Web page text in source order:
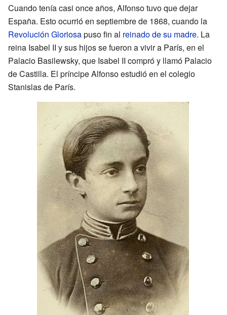
Cuando tenía casi once años, Alfonso tuvo que dejar
España. Esto ocurrió en septiembre de 1868, cuando la
Revolución Gloriosapuso fin al reinado de su madre. La
reina Isabel II y sus hijos se fueron a vivir a París, en el
Palacio Basilewsky, que Isabel II compró y llamó Palacio
de Castilla. El príncipe Alfonso estudió en el colegio
Stanislas de París.